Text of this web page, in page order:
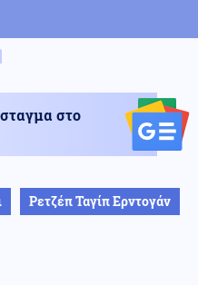
στο
Ρετζέπ Ταγίπ Ερντογάν